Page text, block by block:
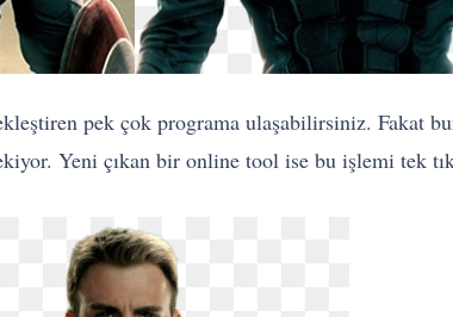
pek çok programa ulaşabilirsiniz. Fakat
Yeni çıkan bir online tool ise bu işlemi tek